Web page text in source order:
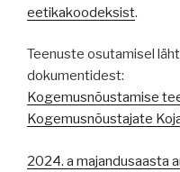
eetikakoodeksist.
Teenuste osutamisel
dokumentidest:
Kogemusnõustamise
Kogemusnõustajate
2024. a majandusaasta